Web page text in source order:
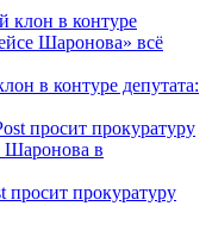
в контуре депутата:
просит прокуратуру